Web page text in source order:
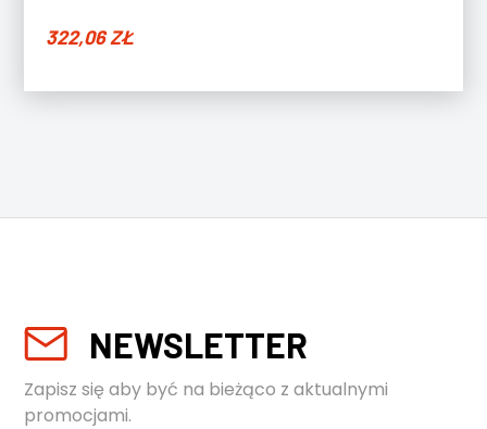
322,06ZŁ
NEWSLETTER
Zapisz się aby być na bieżąco z aktualnymi
promocjami.